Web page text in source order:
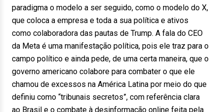
paradigma o modelo a ser seguido, como o modelo do X,
que coloca a empresa e toda a sua política e ativos
como colaboradora das pautas de Trump. A fala do CEO
da Meta é uma manifestação política, pois ele traz para o
campo político e ainda pede, de uma certa maneira, que o
governo americano colabore para combater o que ele
chamou de excessos na América Latina por meio do que
definiu como “tribunais secretos”, com referência clara
ao Brasil e o combate à desinformação online feita pela